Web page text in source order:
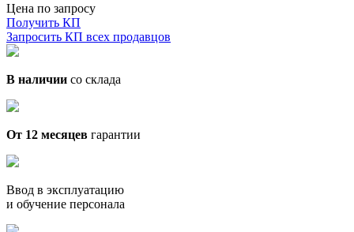
Цена по запросу
Получить КП
Запросить КП всех продавцов
В наличии со склада
От 12 месяцев гарантии
Ввод в эксплуатацию
и обучение персонала